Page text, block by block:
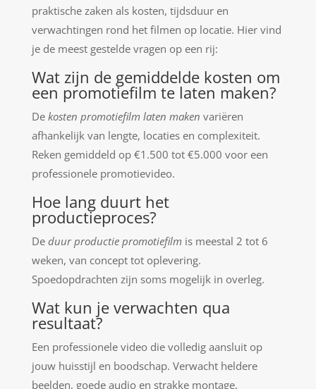
praktische zaken als kosten, tijdsduur en
verwachtingen rond het filmen op locatie. Hier vind
je de meest gestelde vragen op een rij:
Wat zijn de gemiddelde kosten om
een promotiefilm te laten maken?
De kosten promotiefilm laten maken variëren
afhankelijk van lengte, locaties en complexiteit.
Reken gemiddeld op €1.500 tot €5.000 voor een
professionele promotievideo.
Hoe lang duurt het
productieproces?
De duur productie promotiefilm is meestal 2 tot 6
weken, van concept tot oplevering.
Spoedopdrachten zijn soms mogelijk in overleg.
Wat kun je verwachten qua
resultaat?
Een professionele video die volledig aansluit op
jouw huisstijl en boodschap. Verwacht heldere
beelden, goede audio en strakke montage.